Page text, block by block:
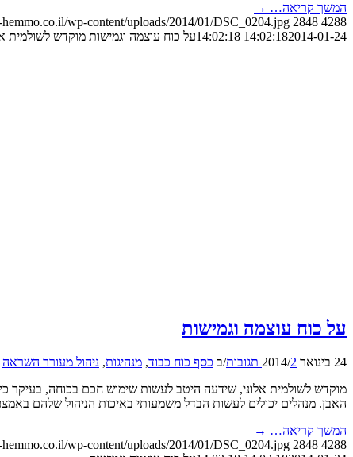
המשך קריאה… →
hemmo.co.il/wp-content/uploads/2014/01/DSC_0204.jpg 2848 4288
14:02:182014-01-24 14:02:18 על כוח עוצמה וגמישות מוקדש לשולמית
על כוח עוצמה וגמישות
24 בינואר 2014 /2 תגובות /ב כסף כוח כבוד, מנהיגות, ניהול מעורר השראה
מוקדש לשולמית אלוני, שידעה היטב לעשות שימוש חכם בכוחה, בעיקר
האבן. מנהלים יכולים לעשות הבדל משמעותי באיכות הניהול שלהם
המשך קריאה… →
hemmo.co.il/wp-content/uploads/2014/01/DSC_0204.jpg 2848 4288